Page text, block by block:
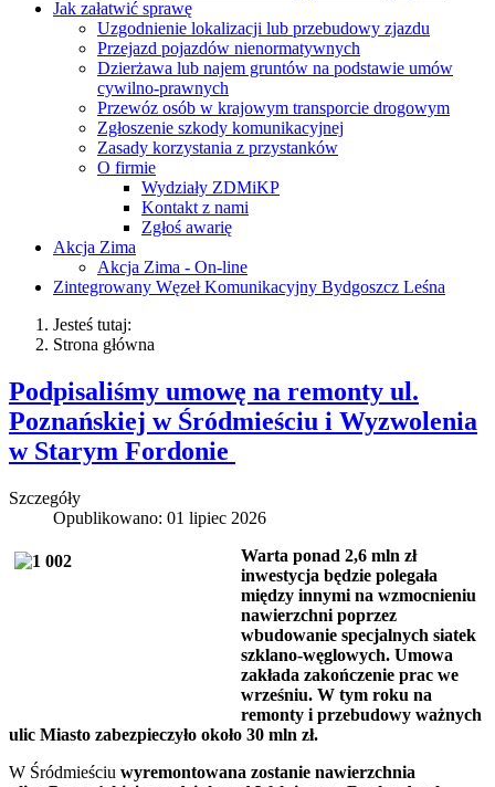
Jak załatwić sprawę
Uzgodnienie lokalizacji lub przebudowy zjazdu
Przejazd pojazdów nienormatywnych
Dzierżawa lub najem gruntów na podstawie umów
cywilno-prawnych
Przewóz osób w krajowym transporcie drogowym
Zgłoszenie szkody komunikacyjnej
Zasady korzystania z przystanków
O firmie
Wydziały ZDMiKP
Kontakt z nami
Zgłoś awarię
Akcja Zima
Akcja Zima - On-line
Zintegrowany Węzeł Komunikacyjny Bydgoszcz Leśna
Jesteś tutaj:
Strona główna
Podpisaliśmy umowę na remonty ul.
Poznańskiej w Śródmieściu i Wyzwolenia
w Starym Fordonie
Szczegóły
Opublikowano: 01 lipiec 2026
Warta ponad 2,6 mln zł
inwestycja będzie polegała
między innymi na wzmocnieniu
nawierzchni poprzez
wbudowanie specjalnych siatek
szklano-węglowych. Umowa
zakłada zakończenie prac we
wrześniu. W tym roku na
remonty i przebudowy ważnych
ulic Miasto zabezpieczyło około 30 mln zł.
W Śródmieściu wyremontowana zostanie nawierzchnia